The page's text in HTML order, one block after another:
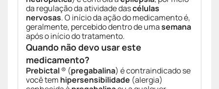
da regulação da atividade dascélulas
nervosas. O início da ação do medicamento é,
geralmente, percebido dentro de umasemana
após o início do tratamento.
Quando não devo usar este
medicamento?
Prebictal® (pregabalina) é contraindicado se
você tem hipersensibilidade (alergia)